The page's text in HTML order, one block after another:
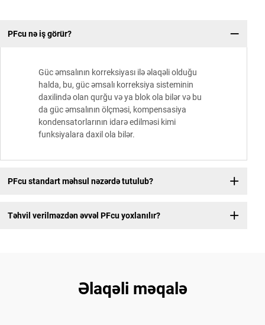
PFcu nə iş görür?
Güc əmsalının korreksiyası ilə əlaqəli olduğu
halda, bu, güc əmsalı korreksiya sisteminin
daxilində olan qurğu və ya blok ola bilər və bu
da güc əmsalının ölçməsi, kompensasiya
kondensatorlarının idarə edilməsi kimi
funksiyalara daxil ola bilər.
PFcu standart məhsul nəzərdə tutulub?
Təhvil verilməzdən əvvəl PFcu yoxlanılır?
Əlaqəli məqalə